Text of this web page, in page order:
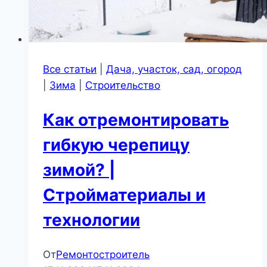
Все статьи
Дача, участок, сад, огород
Зима Строительство
Как отремонтировать
гибкую черепицу
зимой? |
Стройматериалы и
технологии
ОтРемонтостроитель